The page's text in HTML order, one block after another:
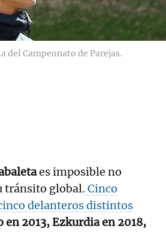
del Campeonato de Parejas.
es imposible no
tránsito global. Cinco
delanteros distintos
2013, Ezkurdia en 2018,